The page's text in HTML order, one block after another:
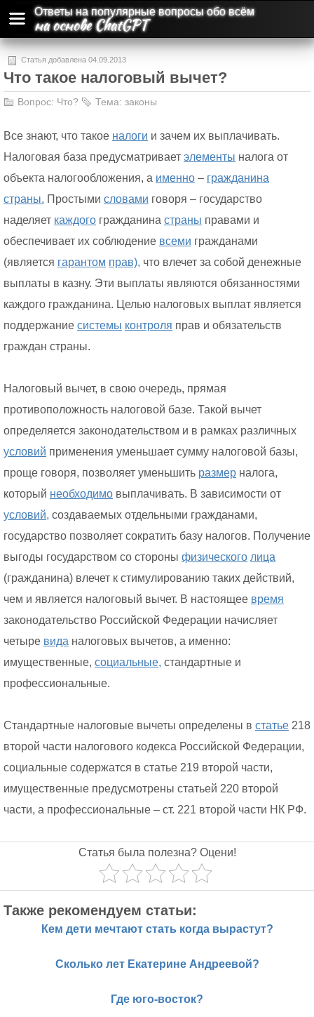
Ответы на популярные вопросы обо всём
на основе ChatGPT
Статья добавлена 04.09.2013
Что такое налоговый вычет?
Вопрос: Что? Тема: законы
Все знают, что такое налоги и зачем их выплачивать.
Налоговая база предусматривает элементы налога от
объекта налогообложения, а именно – гражданина
страны. Простыми словами говоря – государство
наделяет каждого гражданина страны правами и
обеспечивает их соблюдение всеми гражданами
(является гарантом прав), что влечет за собой денежные
выплаты в казну. Эти выплаты являются обязанностями
каждого гражданина. Целью налоговых выплат является
поддержание системы контроля прав и обязательств
граждан страны.
Налоговый вычет, в свою очередь, прямая
противоположность налоговой базе. Такой вычет
определяется законодательством и в рамках различных
условий применения уменьшает сумму налоговой базы,
проще говоря, позволяет уменьшить размер налога,
который необходимо выплачивать. В зависимости от
условий, создаваемых отдельными гражданами,
государство позволяет сократить базу налогов. Получение
выгоды государством со стороны физического лица
(гражданина) влечет к стимулированию таких действий,
чем и является налоговый вычет. В настоящее время
законодательство Российской Федерации начисляет
четыре вида налоговых вычетов, а именно:
имущественные, социальные, стандартные и
профессиональные.
Стандартные налоговые вычеты определены в статье 218
второй части налогового кодекса Российской Федерации,
социальные содержатся в статье 219 второй части,
имущественные предусмотрены статьей 220 второй
части, а профессиональные – ст. 221 второй части НК РФ.
Статья была полезна? Оцени!
Также рекомендуем статьи:
Кем дети мечтают стать когда вырастут?
Сколько лет Екатерине Андреевой?
Где юго-восток?